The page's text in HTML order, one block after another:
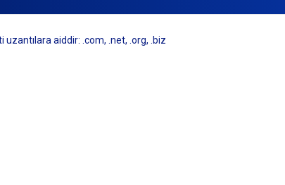
uzantılara aiddir: .com, .net, .org, .biz